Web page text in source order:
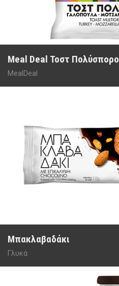
Meal Deal Τοστ Πολύσπορο
MealDeal
Μπακλαβαδάκι
Γλυκά